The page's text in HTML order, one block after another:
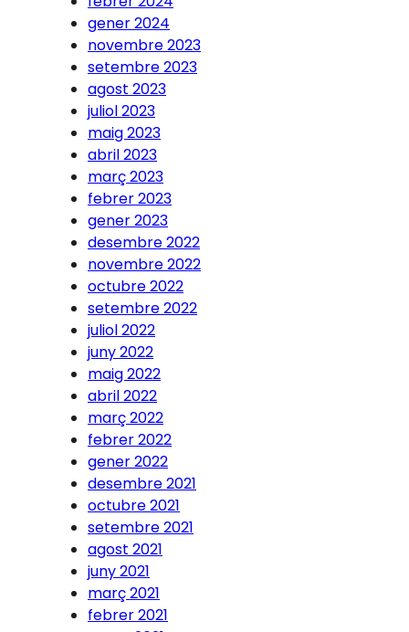
gener 2024
novembre 2023
setembre 2023
agost 2023
juliol 2023
maig 2023
abril 2023
març 2023
febrer 2023
gener 2023
desembre 2022
novembre 2022
octubre 2022
setembre 2022
juliol 2022
juny 2022
maig 2022
abril 2022
març 2022
febrer 2022
gener 2022
desembre 2021
octubre 2021
setembre 2021
agost 2021
juny 2021
març 2021
febrer 2021